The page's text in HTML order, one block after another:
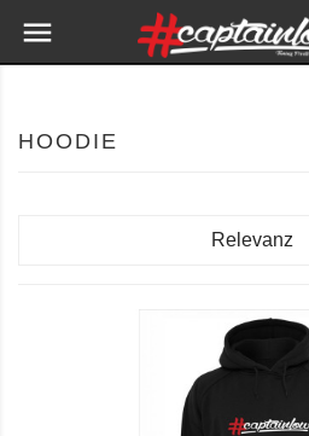

HOODIE
Relevanz